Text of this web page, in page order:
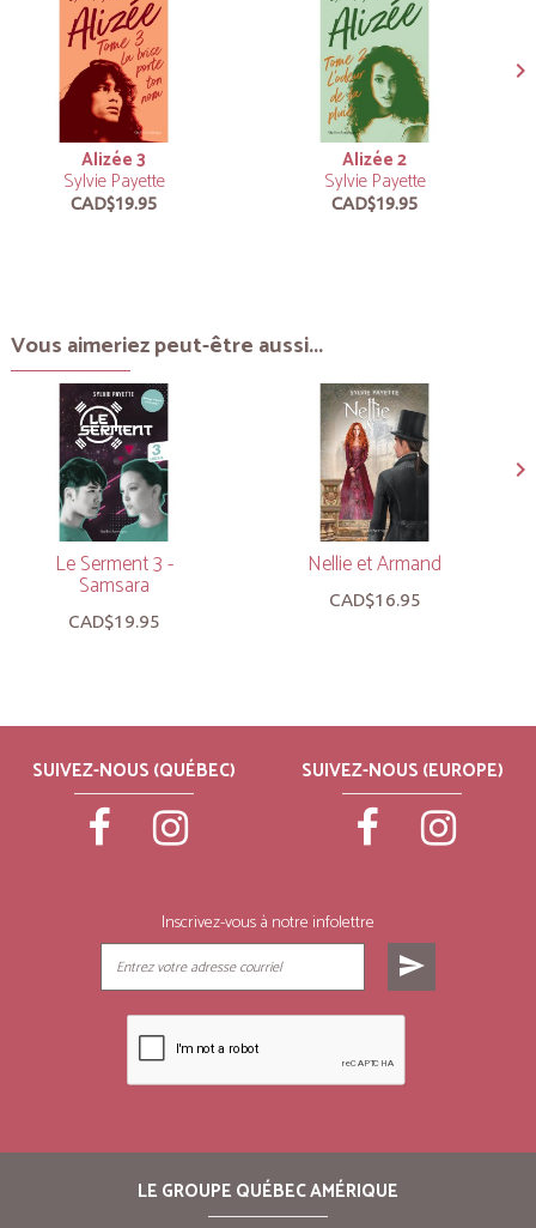
Alizée 3
Sylvie Payette
CAD$19.95
Alizée 2
Sylvie Payette
CAD$19.95
Vous aimeriez peut-être aussi...
Le Serment 3 -
Samsara
CAD$19.95
Nellie et Armand
CAD$16.95
SUIVEZ-NOUS (QUÉBEC) SUIVEZ-NOUS (EUROPE)
Inscrivez-vous à notre infolettre
send
LE GROUPE QUÉBEC AMÉRIQUE